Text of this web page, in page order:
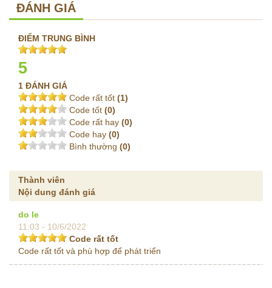
ĐÁNH GIÁ
ĐIỂM TRUNG BÌNH
5
1 ĐÁNH GIÁ
Code rất tốt (1)
Code tốt (0)
Code rất hay (0)
Code hay (0)
Bình thường (0)
Thành viên
Nội dung đánh giá
do le
11:03 - 10/6/2022
Code rất tốt
Code rất tốt và phù hợp để phát triển